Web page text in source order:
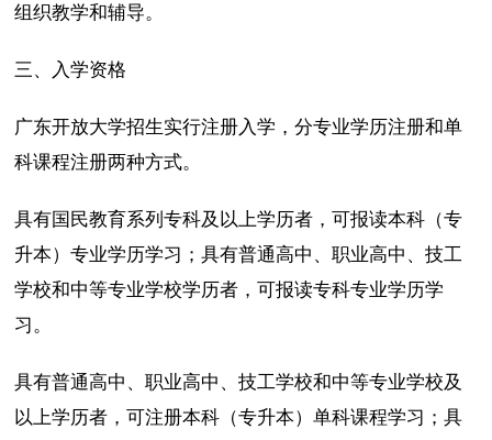
组织教学和辅导。
三、入学资格
广东开放大学招生实行注册入学，分专业学历注册和单
科课程注册两种方式。
具有国民教育系列专科及以上学历者，可报读本科（专
升本）专业学历学习；具有普通高中、职业高中、技工
学校和中等专业学校学历者，可报读专科专业学历学
习。
具有普通高中、职业高中、技工学校和中等专业学校及
以上学历者，可注册本科（专升本）单科课程学习；具